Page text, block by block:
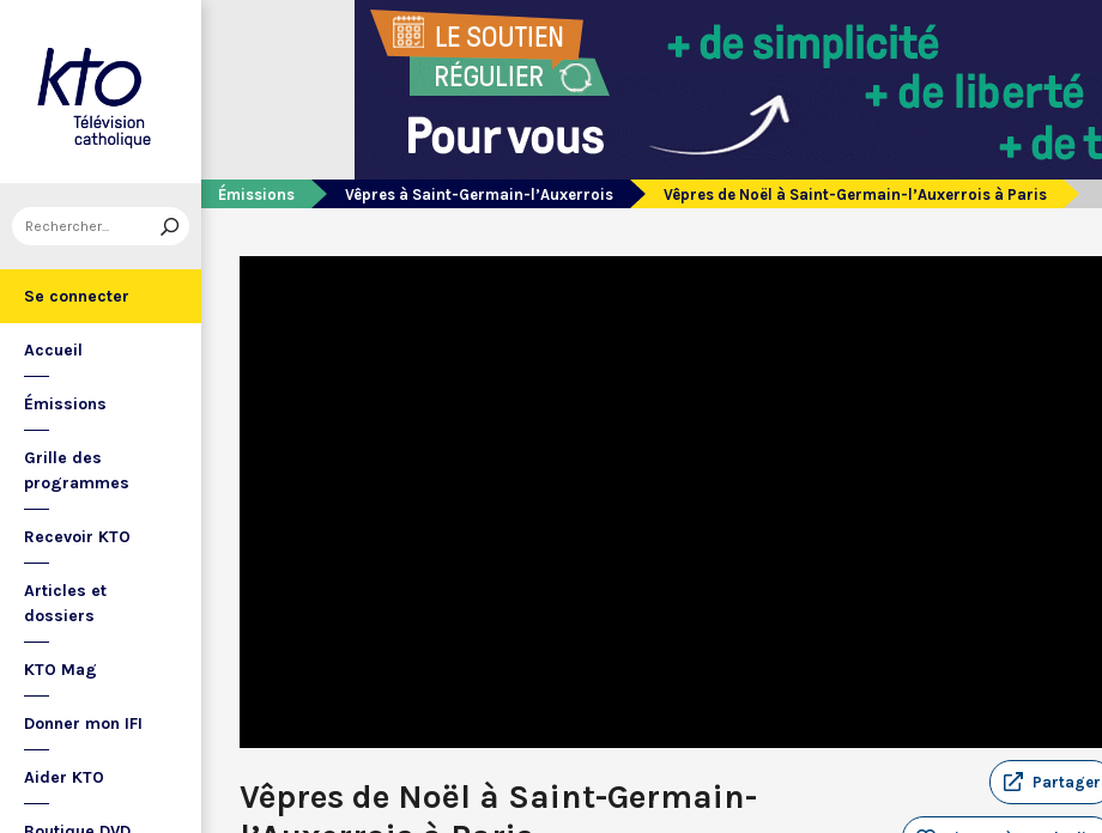
Se connecter
Accueil
Émissions
Grille des
programmes
Recevoir KTO
Articles et
dossiers
KTO Mag
Donner mon IFI
Aider KTO
Émissions Vêpres à Saint-Germain-l’Auxerrois Vêpres de Noël à Saint-Germain-l’Auxerrois à Paris
Vêpres de Noël à Saint-Germain-
Partager